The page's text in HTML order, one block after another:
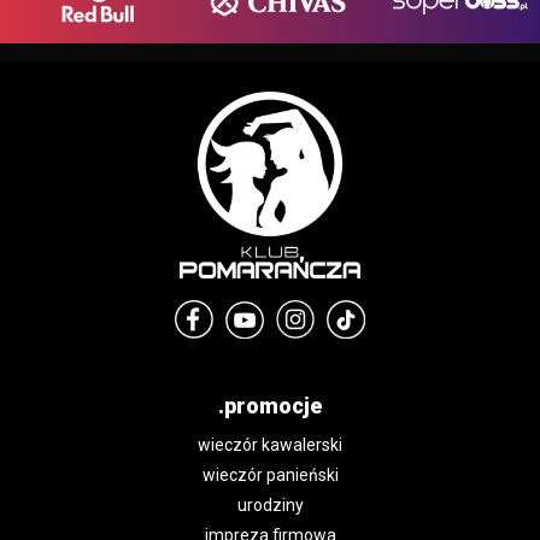
.promocje
wieczór kawalerski
wieczór panieński
urodziny
impreza firmowa